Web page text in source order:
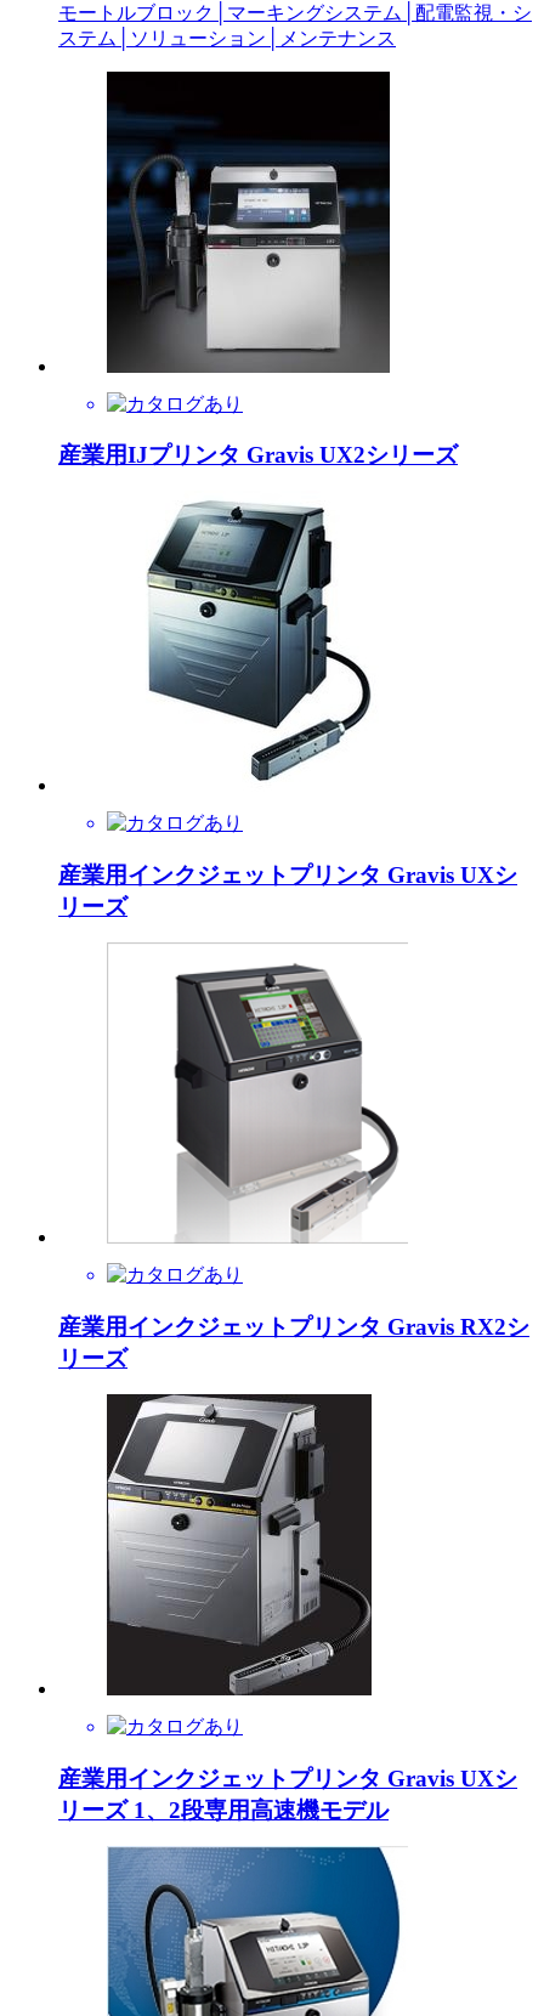
モートルブロック
マーキングシステム
配電監視・シ
ステム
ソリューション メンテナンス
産業用IJプリンタ Gravis UX2シリーズ
産業用インクジェットプリンタ Gravis UXシ
リーズ
産業用インクジェットプリンタ Gravis RX2シ
リーズ
産業用インクジェットプリンタ Gravis UXシ
リーズ 1、2段専用高速機モデル